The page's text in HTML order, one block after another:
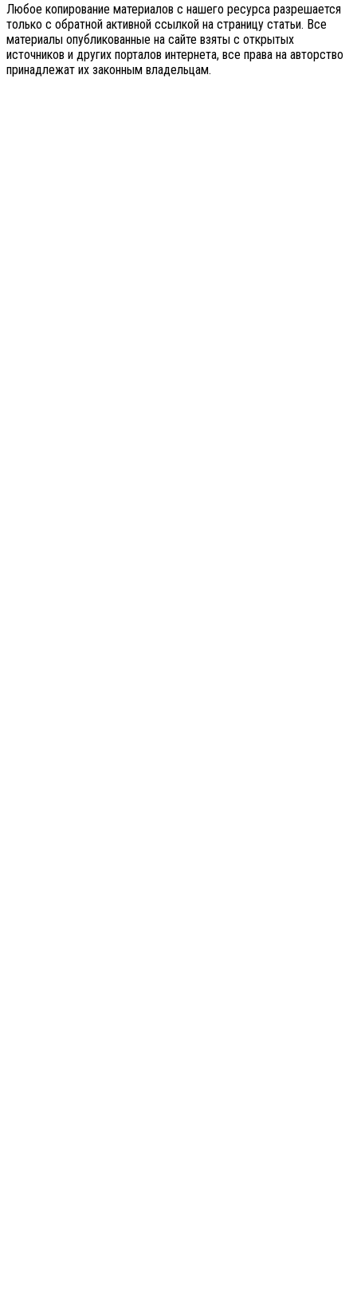
Любое копирование материалов с нашего ресурса разрешается
только с обратной активной ссылкой на страницу статьи. Все
материалы опубликованные на сайте взяты с открытых
источников и других порталов интернета, все права на авторство
принадлежат их законным владельцам.